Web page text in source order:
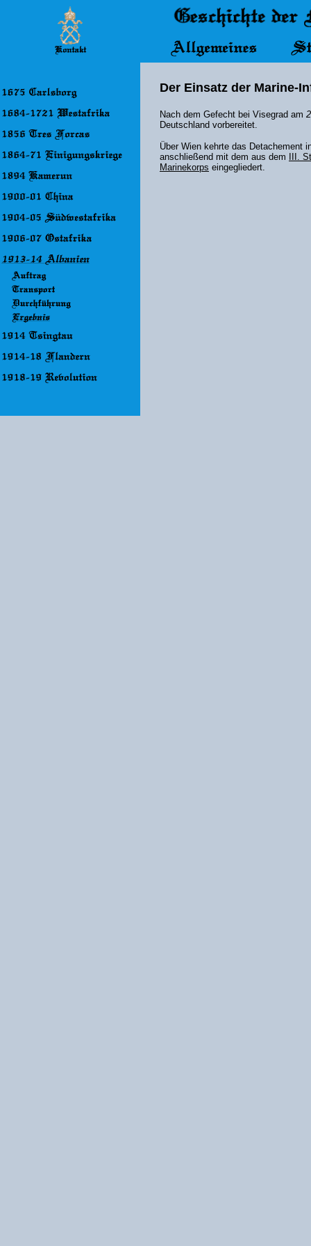
Der Einsatz der Marine-
Nach dem Gefecht bei Visegrad am
Deutschland vorbereitet.
Über Wien kehrte das Detachement
anschließend mit dem aus dem
III.
Marinekorps eingegliedert.